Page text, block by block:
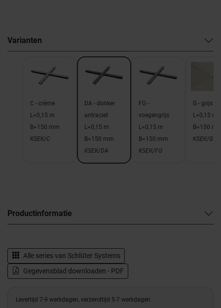
Varianten
C - crème
L=0,15 m
B=150 mm
KSEK/C
DA - donker
antraciet
L=0,15 m
B=150 mm
KSEK/DA
FG -
voegengrijs
L=0,15 m
B=150 mm
KSEK/FG
G - grijs
L=0,15 m
B=150
KSEK/G
Productinformatie
Alle series van Schlüter Systems
Gegevensblad downloaden - PDF
Levertijd 7-9 werkdagen, verzendtijd 5-7 werkdagen